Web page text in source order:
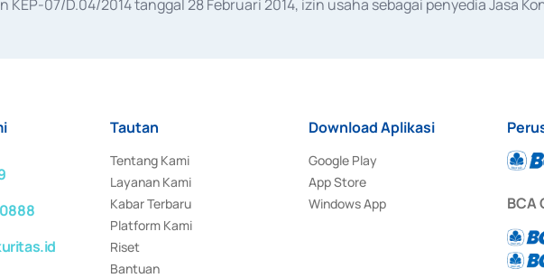
KEP-07/D.04/2014 tanggal 28 Februari 2014, izin usaha sebagai penyedia Jasa
Tautan
Tentang Kami
Layanan Kami
Kabar Terbaru
Platform Kami
Riset
Bantuan
Download Aplikasi
Google Play
App Store
Windows App
BCA